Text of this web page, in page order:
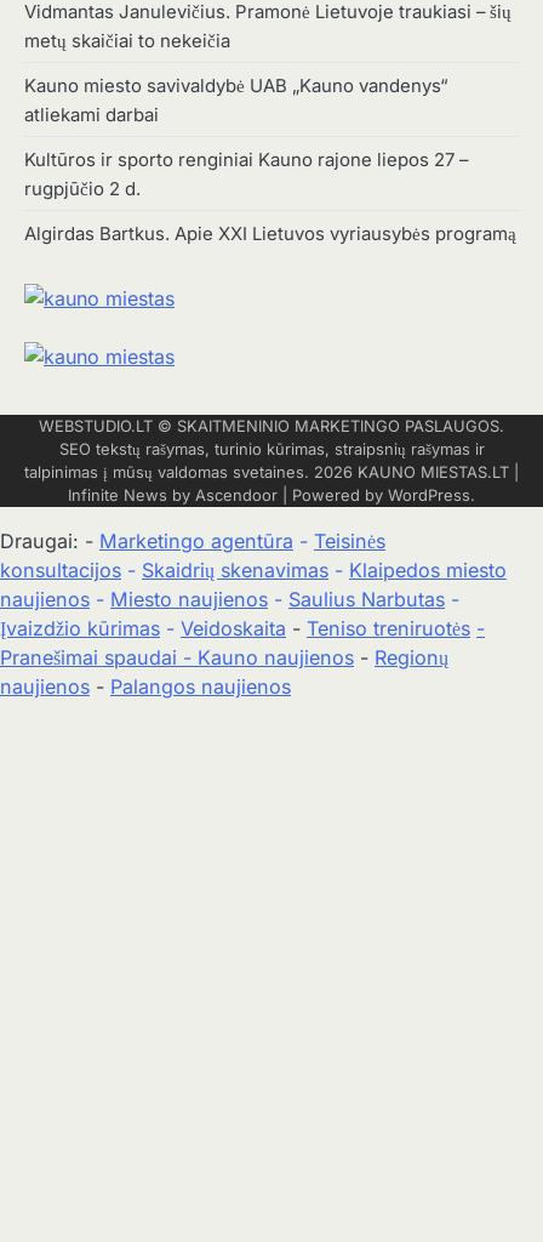
Vidmantas Janulevičius. Pramonė Lietuvoje traukiasi – šių
metų skaičiai to nekeičia
Kauno miesto savivaldybė UAB „Kauno vandenys“
atliekami darbai
Kultūros ir sporto renginiai Kauno rajone liepos 27 –
rugpjūčio 2 d.
Algirdas Bartkus. Apie XXI Lietuvos vyriausybės programą
WEBSTUDIO.LT © SKAITMENINIO MARKETINGO PASLAUGOS.
SEO tekstų rašymas, turinio kūrimas, straipsnių rašymas ir
talpinimas į mūsų valdomas svetaines. 2026 KAUNO MIESTAS.LT
Infinite News by Ascendoor | Powered by WordPress.
Draugai: - Marketingo agentūra - Teisinės
konsultacijos - Skaidrių skenavimas - Klaipedos miesto
naujienos - Miesto naujienos - Saulius Narbutas -
Įvaizdžio kūrimas - Veidoskaita - Teniso treniruotės -
Pranešimai spaudai - Kauno naujienos - Regionų
naujienos - Palangos naujienos